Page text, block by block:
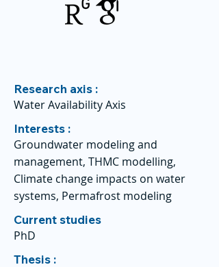
Research axis :
Water Availability Axis
Interests :
Groundwater modeling and
management, THMC modelling,
Climate change impacts on water
systems, Permafrost modeling
Current studies
PhD
Thesis :